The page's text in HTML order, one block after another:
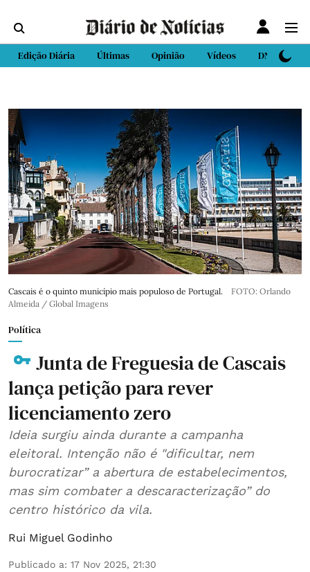
Edição Diária Últimas Opinião Vídeos DN Sport
Cascais é o quinto município mais populoso de Portugal.
FOTO: Orlando
Almeida / Global Imagens
Política
Junta de Freguesia de Cascais
lança petição para rever
licenciamento zero
Ideia surgiu ainda durante a campanha
eleitoral. Intenção não é "dificultar, nem
burocratizar” a abertura de estabelecimentos,
mas sim combater a descaracterização” do
centro histórico da vila.
Rui Miguel Godinho
Publicado a: 17 Nov 2025, 21:30